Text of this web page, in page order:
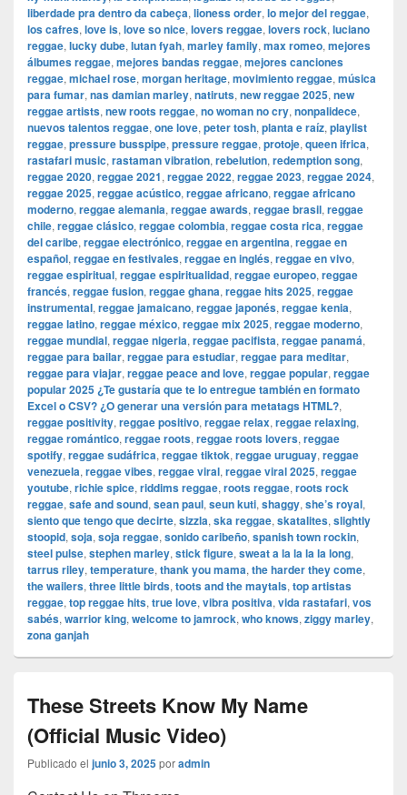
liberdade pra dentro da cabeça, lioness order, lo mejor del reggae,
los cafres, love is, love so nice, lovers reggae, lovers rock, luciano
reggae, lucky dube, lutan fyah, marley family, max romeo, mejores
álbumes reggae, mejores bandas reggae, mejores canciones
reggae, michael rose, morgan heritage, movimiento reggae, música
para fumar, nas damian marley, natiruts, new reggae 2025, new
reggae artists, new roots reggae, no woman no cry, nonpalidece,
nuevos talentos reggae, one love, peter tosh, planta e raíz, playlist
reggae, pressure busspipe, pressure reggae, protoje, queen ifrica,
rastafari music, rastaman vibration, rebelution, redemption song,
reggae 2020, reggae 2021, reggae 2022, reggae 2023, reggae 2024,
reggae 2025, reggae acústico, reggae africano, reggae africano
moderno, reggae alemania, reggae awards, reggae brasil, reggae
chile, reggae clásico, reggae colombia, reggae costa rica, reggae
del caribe, reggae electrónico, reggae en argentina, reggae en
español, reggae en festivales, reggae en inglés, reggae en vivo,
reggae espiritual, reggae espiritualidad, reggae europeo, reggae
francés, reggae fusion, reggae ghana, reggae hits 2025, reggae
instrumental, reggae jamaicano, reggae japonés, reggae kenia,
reggae latino, reggae méxico, reggae mix 2025, reggae moderno,
reggae mundial, reggae nigeria, reggae pacifista, reggae panamá,
reggae para bailar, reggae para estudiar, reggae para meditar,
reggae para viajar, reggae peace and love, reggae popular, reggae
popular 2025 ¿Te gustaría que te lo entregue también en formato
Excel o CSV? ¿O generar una versión para metatags HTML?,
reggae positivity, reggae positivo, reggae relax, reggae relaxing,
reggae romántico, reggae roots, reggae roots lovers, reggae
spotify, reggae sudáfrica, reggae tiktok, reggae uruguay, reggae
venezuela, reggae vibes, reggae viral, reggae viral 2025, reggae
youtube, richie spice, riddims reggae, roots reggae, roots rock
reggae, safe and sound, sean paul, seun kuti, shaggy, she’s royal,
siento que tengo que decirte, sizzla, ska reggae, skatalites, slightly
stoopid, soja, soja reggae, sonido caribeño, spanish town rockin,
steel pulse, stephen marley, stick figure, sweat a la la la la long,
tarrus riley, temperature, thank you mama, the harder they come,
the wailers, three little birds, toots and the maytals, top artistas
reggae, top reggae hits, true love, vibra positiva, vida rastafari, vos
sabés, warrior king, welcome to jamrock, who knows, ziggy marley,
zona ganjah
These Streets Know My Name
(Official Music Video)
Publicado el junio 3, 2025poradmin